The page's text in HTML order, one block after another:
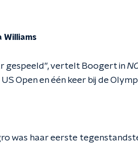
Williams
gespeeld”, vertelt Boogert in
Open en één keer bij de
was haar eerste